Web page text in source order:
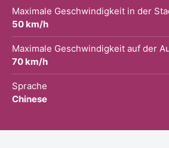
Maximale Geschwindigkeit in der
50 km/h
Maximale Geschwindigkeit auf der
70 km/h
Sprache
Chinese